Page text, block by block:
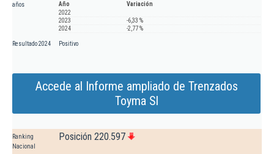
años
Año
Variación
2022
2023
-6,33 %
2024
-2,77 %
Resultado 2024 Positivo
Accede al Informe ampliado de Trenzados
Toyma Sl
Ranking
Nacional
Posición 220.597